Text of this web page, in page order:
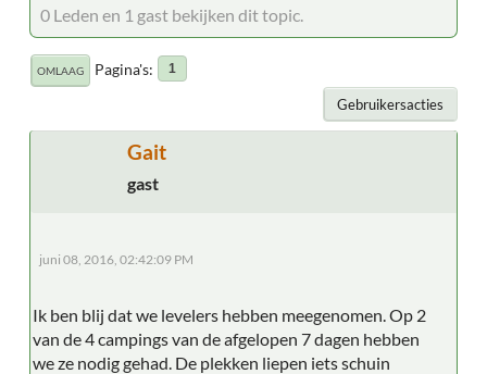
0 Leden en 1 gast bekijken dit topic.
OMLAAG Pagina's 1
Gebruikersacties
Gait
gast
juni 08, 2016, 02:42:09 PM
Ik ben blij dat we levelers hebben meegenomen. Op 2
van de 4 campings van de afgelopen 7 dagen hebben
we ze nodig gehad. De plekken liepen iets schuin